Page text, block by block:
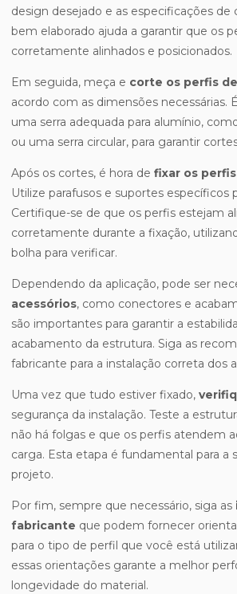
design desejado e as especificações de
bem elaborado ajuda a garantir que os
corretamente alinhados e posicionados.
Em seguida, meça e corte os perfis
acordo com as dimensões necessárias.
uma serra adequada para alumínio,
ou uma serra circular, para garantir
Após os cortes, é hora de fixar os perfis
Utilize parafusos e suportes específicos
Certifique-se de que os perfis estejam
corretamente durante a fixação,
bolha para verificar.
Dependendo da aplicação, pode ser
acessórios, como conectores e
são importantes para garantir a
acabamento da estrutura. Siga as
fabricante para a instalação correta dos
Uma vez que tudo estiver fixado,
segurança da instalação. Teste a
não há folgas e que os perfis atendem
carga. Esta etapa é fundamental para a
projeto.
Por fim, sempre que necessário, siga as
fabricante que podem fornecer
para o tipo de perfil que você está
essas orientações garante a melhor
longevidade do material.